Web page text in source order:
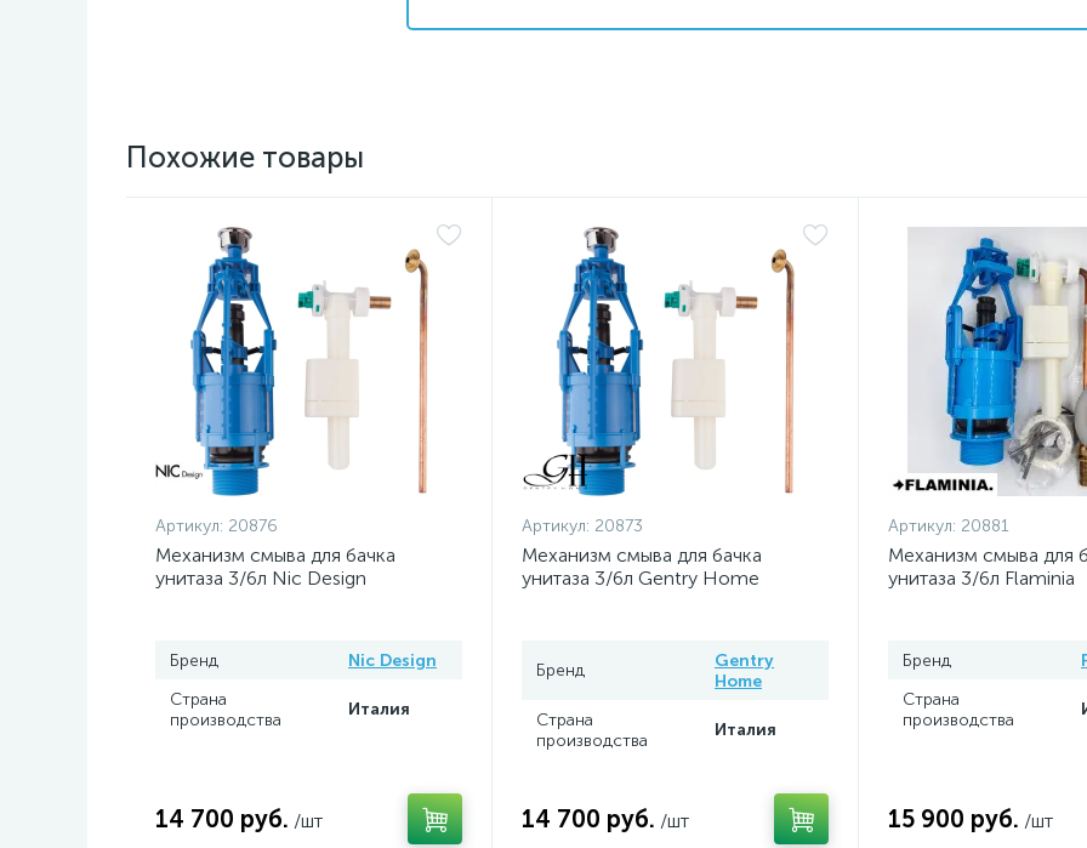
Похожие товары
Артикул: 20876
Механизм смыва для бачка
унитаза 3/6л Nic Design
Бренд
Nic Design
Страна
производства
Италия
14 700 руб. /шт
Артикул: 20873
Механизм смыва для бачка
унитаза 3/6л Gentry Home
Бренд
Gentry
Home
Страна
производства
Италия
14 700 руб. /шт
Артикул: 20881
Механизм смыва для
унитаза 3/6л Flaminia
Бренд
Страна
производства
15 900 руб. /шт